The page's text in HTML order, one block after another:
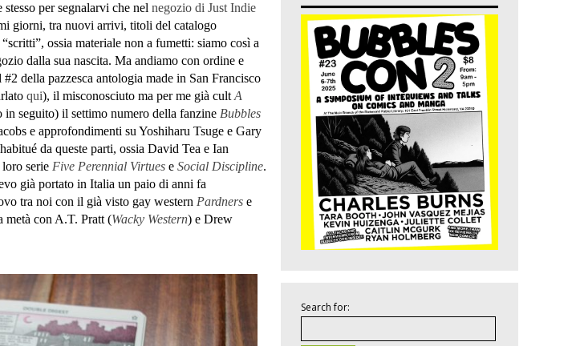
per segnalarvi che nelnegozio di Just Indie
giorni, tra nuovi arrivi, titoli del catalogo
ossia materiale non a fumetti: siamo così a
dalla sua nascita. Ma andiamo con ordine e
della pazzesca antologia made in San Francisco
qui), il misconosciuto ma per me già cultA
seguito) il settimo numero della fanzine Bubbles
e approfondimenti su Yoshiharu Tsuge e Gary
da queste parti, ossia David Tea e Ian
serie Five Perennial Virtues eSocial Discipline.
già portato in Italia un paio di anni fa
tra noi con il già visto gay western Pardners e
metà con A.T. Pratt (Wacky Western) e Drew
Search for: